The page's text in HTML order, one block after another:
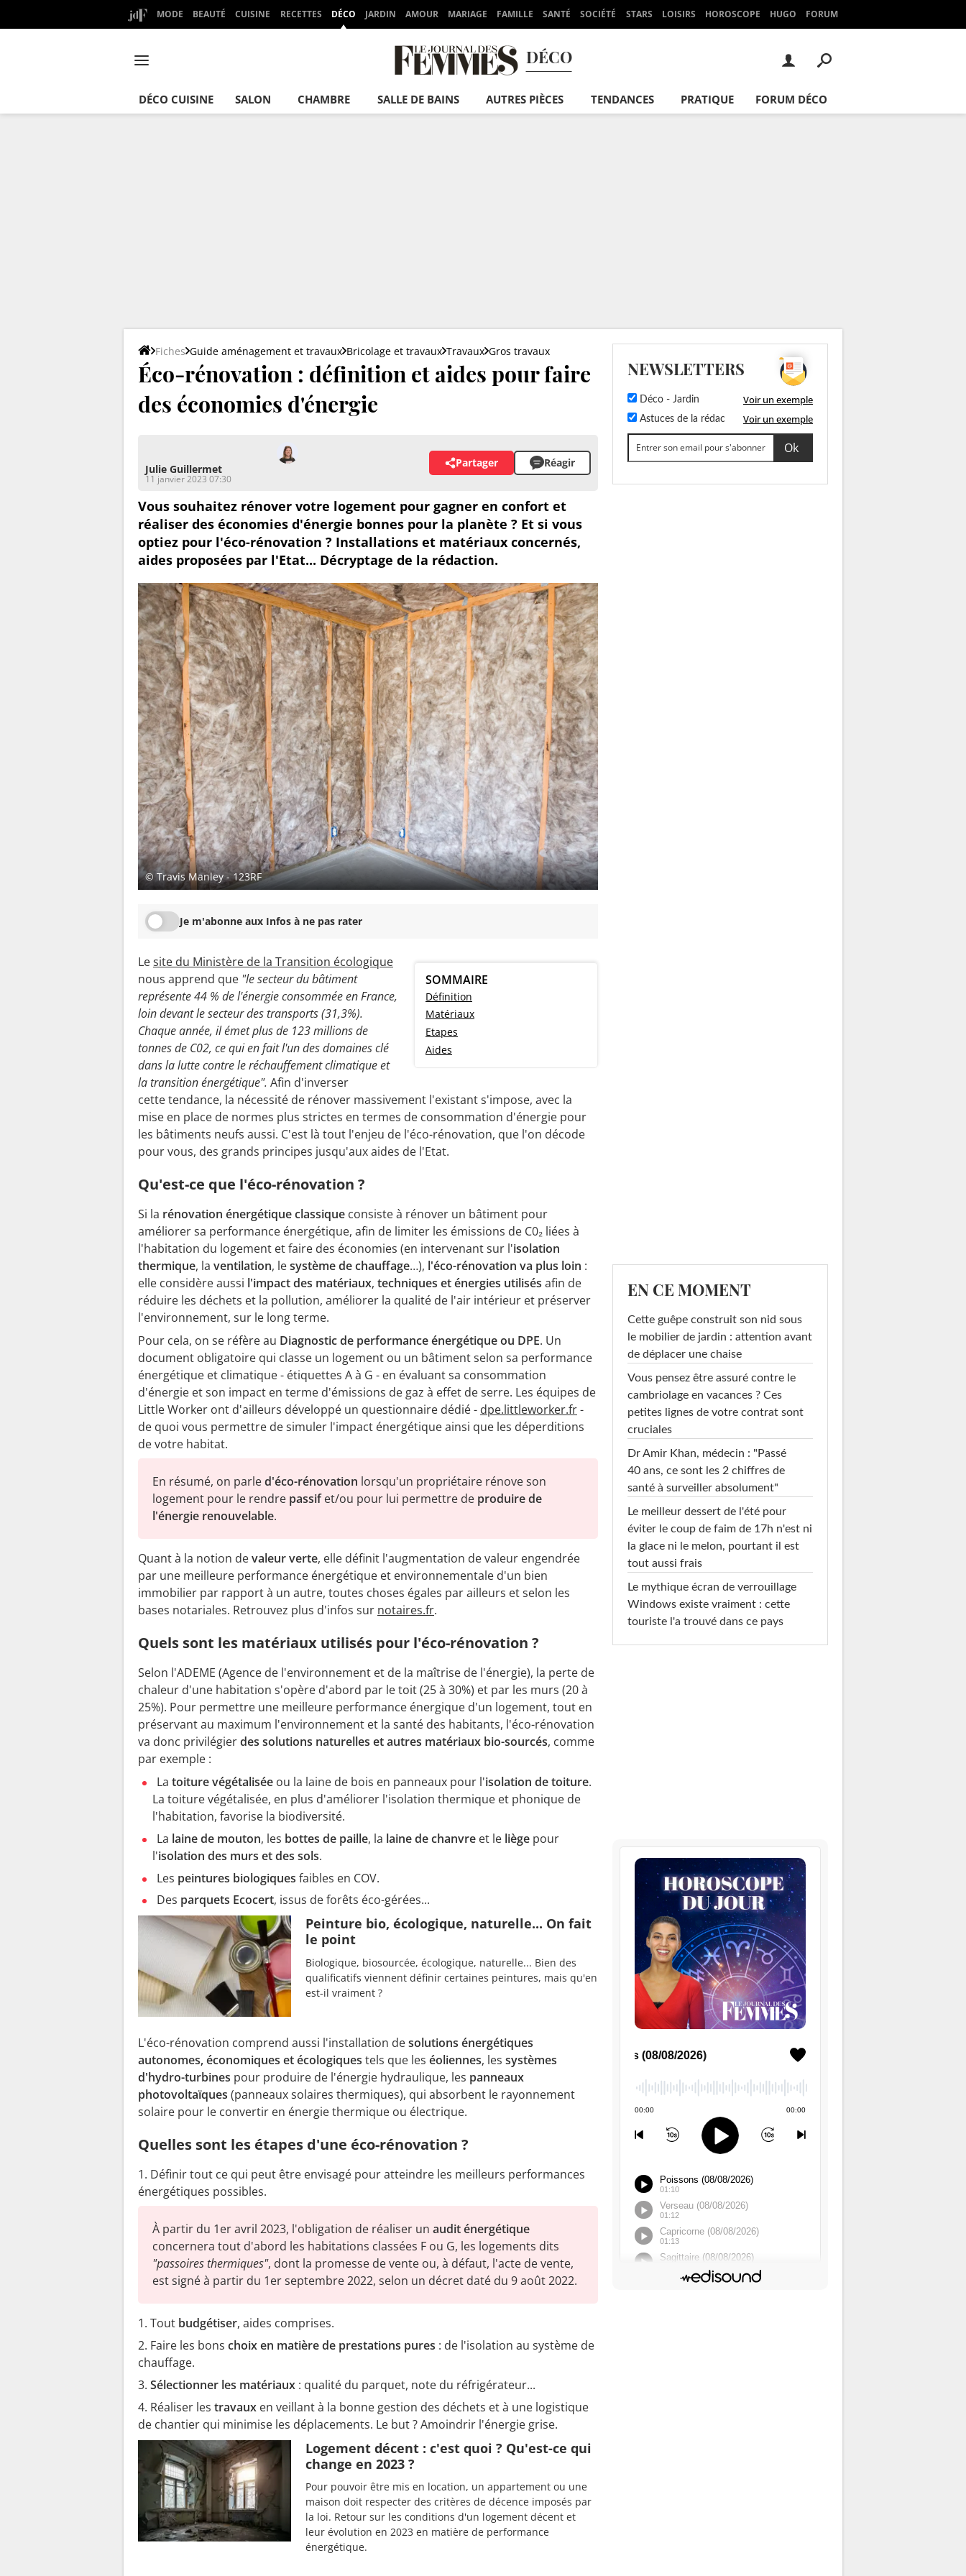
MODE BEAUTÉ CUISINE RECETTES DÉCO JARDIN AMOUR MARIAGE FAMILLE SANTÉ SOCIÉTÉ STARS LOISIRS HOROSCOPE HUGO FORUM
DÉCO
DÉCO CUISINE SALON CHAMBRE SALLE DE BAINS AUTRES PIÈCES TENDANCES PRATIQUE FORUM DÉCO
Fiches Guide aménagement et travaux Bricolage et travaux Travaux Gros travaux
Éco-rénovation : définition et aides pour faire
des économies d'énergie
Julie Guillermet
11 janvier 2023 07:30
Partager Réagir
Vous souhaitez rénover votre logement pour gagner en confort et
réaliser des économies d'énergie bonnes pour la planète ? Et si vous
optiez pour l'éco-rénovation ? Installations et matériaux concernés,
aides proposées par l'Etat... Décryptage de la rédaction.
© Travis Manley - 123RF
Je m'abonne aux Infos à ne pas rater
SOMMAIRE
Définition
Matériaux
Etapes
Aides
Lesite du Ministère de la Transition écologique
nous apprend que "le secteur du bâtiment
représente 44 % de l'énergie consommée en France,
loin devant le secteur des transports (31,3%).
Chaque année, il émet plus de 123 millions de
tonnes de C02, ce qui en fait l'un des domaines clé
dans la lutte contre le réchauffement climatique et
la transition énergétique". Afin d'inverser
cette tendance, la nécessité de rénover massivement l'existant s'impose, avec la
mise en place de normes plus strictes en termes de consommation d'énergie pour
les bâtiments neufs aussi. C'est là tout l'enjeu de l'éco-rénovation, que l'on décode
pour vous, des grands principes jusqu'aux aides de l'Etat.
Qu'est-ce que l'éco-rénovation ?
Si la rénovation énergétique classique consiste à rénover un bâtiment pour
améliorer sa performance énergétique, afin de limiter les émissions de C0₂ liées à
l'habitation du logement et faire des économies (en intervenant sur l'isolation
thermique, la ventilation, lesystème de chauffage…), l'éco-rénovation va plus loin :
elle considère aussi l'impact des matériaux, techniques et énergies utilisés afin de
réduire les déchets et la pollution, améliorer la qualité de l'air intérieur et préserver
l'environnement, sur le long terme.
Pour cela, on se réfère au Diagnostic de performance énergétique ou DPE. Un
document obligatoire qui classe un logement ou un bâtiment selon sa performance
énergétique et climatique - étiquettes A à G - en évaluant sa consommation
d'énergie et son impact en terme d'émissions de gaz à effet de serre. Les équipes de
Little Worker ont d'ailleurs développé un questionnaire dédié - dpe.littleworker.fr-
de quoi vous permettre de simuler l'impact énergétique ainsi que les déperditions
de votre habitat.
En résumé, on parled'éco-rénovation lorsqu'un propriétaire rénove son
logement pour le rendre passifet/ou pour lui permettre de produire de
l'énergie renouvelable.
Quant à la notion devaleur verte, elle définit l'augmentation de valeur engendrée
par une meilleure performance énergétique et environnementale d'un bien
immobilier par rapport à un autre, toutes choses égales par ailleurs et selon les
bases notariales. Retrouvez plus d'infos sur notaires.fr.
Quels sont les matériaux utilisés pour l'éco-rénovation ?
Selon l'ADEME (Agence de l'environnement et de la maîtrise de l'énergie), la perte de
chaleur d'une habitation s'opère d'abord par le toit (25 à 30%) et par les murs (20 à
25%). Pour permettre une meilleure performance énergique d'un logement, tout en
préservant au maximum l'environnement et la santé des habitants, l'éco-rénovation
va donc privilégierdes solutions naturelles et autres matériaux bio-sourcés, comme
par exemple :
La toiture végétalisée ou la laine de bois en panneaux pour l'isolation de toiture.
La toiture végétalisée, en plus d'améliorer l'isolation thermique et phonique de
l'habitation, favorise la biodiversité.
La laine de mouton, les bottes de paille, la laine de chanvre et le liège pour
l'isolation des murs et des sols.
Les peintures biologiques faibles en COV.
Des parquets Ecocert, issus de forêts éco-gérées...
Peinture bio, écologique, naturelle... On fait
le point
Biologique, biosourcée, écologique, naturelle... Bien des
qualificatifs viennent définir certaines peintures, mais qu'en
est-il vraiment ?
L'éco-rénovation comprend aussi l'installation desolutions énergétiques
autonomes, économiques et écologiques tels que les éoliennes, les systèmes
d'hydro-turbines pour produire de l'énergie hydraulique, les panneaux
photovoltaïques (panneaux solaires thermiques), qui absorbent le rayonnement
solaire pour le convertir en énergie thermique ou électrique.
Quelles sont les étapes d'une éco-rénovation ?
Définir tout ce qui peut être envisagé pour atteindre les meilleurs performances
énergétiques possibles.
À partir du 1er avril 2023, l'obligation de réaliser un audit énergétique
concernera tout d'abord les habitations classées F ou G, les logements dits
"passoires thermiques", dont la promesse de vente ou, à défaut, l'acte de vente,
est signé à partir du 1er septembre 2022, selon un décret daté du 9 août 2022.
Tout budgétiser, aides comprises.
Faire les bons choix en matière de prestations pures : de l'isolation au système de
chauffage.
Sélectionner les matériaux : qualité du parquet, note du réfrigérateur...
Réaliser les travaux en veillant à la bonne gestion des déchets et à une logistique
de chantier qui minimise les déplacements. Le but ? Amoindrir l'énergie grise.
Logement décent : c'est quoi ? Qu'est-ce qui
change en 2023 ?
Pour pouvoir être mis en location, un appartement ou une
maison doit respecter des critères de décence imposés par
la loi. Retour sur les conditions d'un logement décent et
leur évolution en 2023 en matière de performance
énergétique.
NEWSLETTERS
Déco - Jardin Voir un exemple
Astuces de la rédac Voir un exemple
EN CE MOMENT
Cette guêpe construit son nid sous
le mobilier de jardin : attention avant
de déplacer une chaise
Vous pensez être assuré contre le
cambriolage en vacances ? Ces
petites lignes de votre contrat sont
cruciales
Dr Amir Khan, médecin : "Passé
40 ans, ce sont les 2 chiffres de
santé à surveiller absolument"
Le meilleur dessert de l'été pour
éviter le coup de faim de 17h n'est ni
la glace ni le melon, pourtant il est
tout aussi frais
Le mythique écran de verrouillage
Windows existe vraiment : cette
touriste l'a trouvé dans ce pays